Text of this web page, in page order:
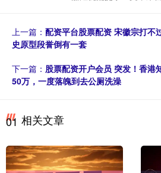
上一篇： 配资平台股票配资 宋徽宗打不
史原型段誉倒有一套
下一篇： 股票配资开户会员 突发！香港
50万，一度落魄到去公厕洗澡
01 相关文章